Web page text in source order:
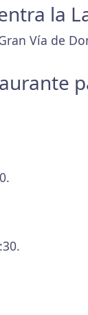
la
Vía de